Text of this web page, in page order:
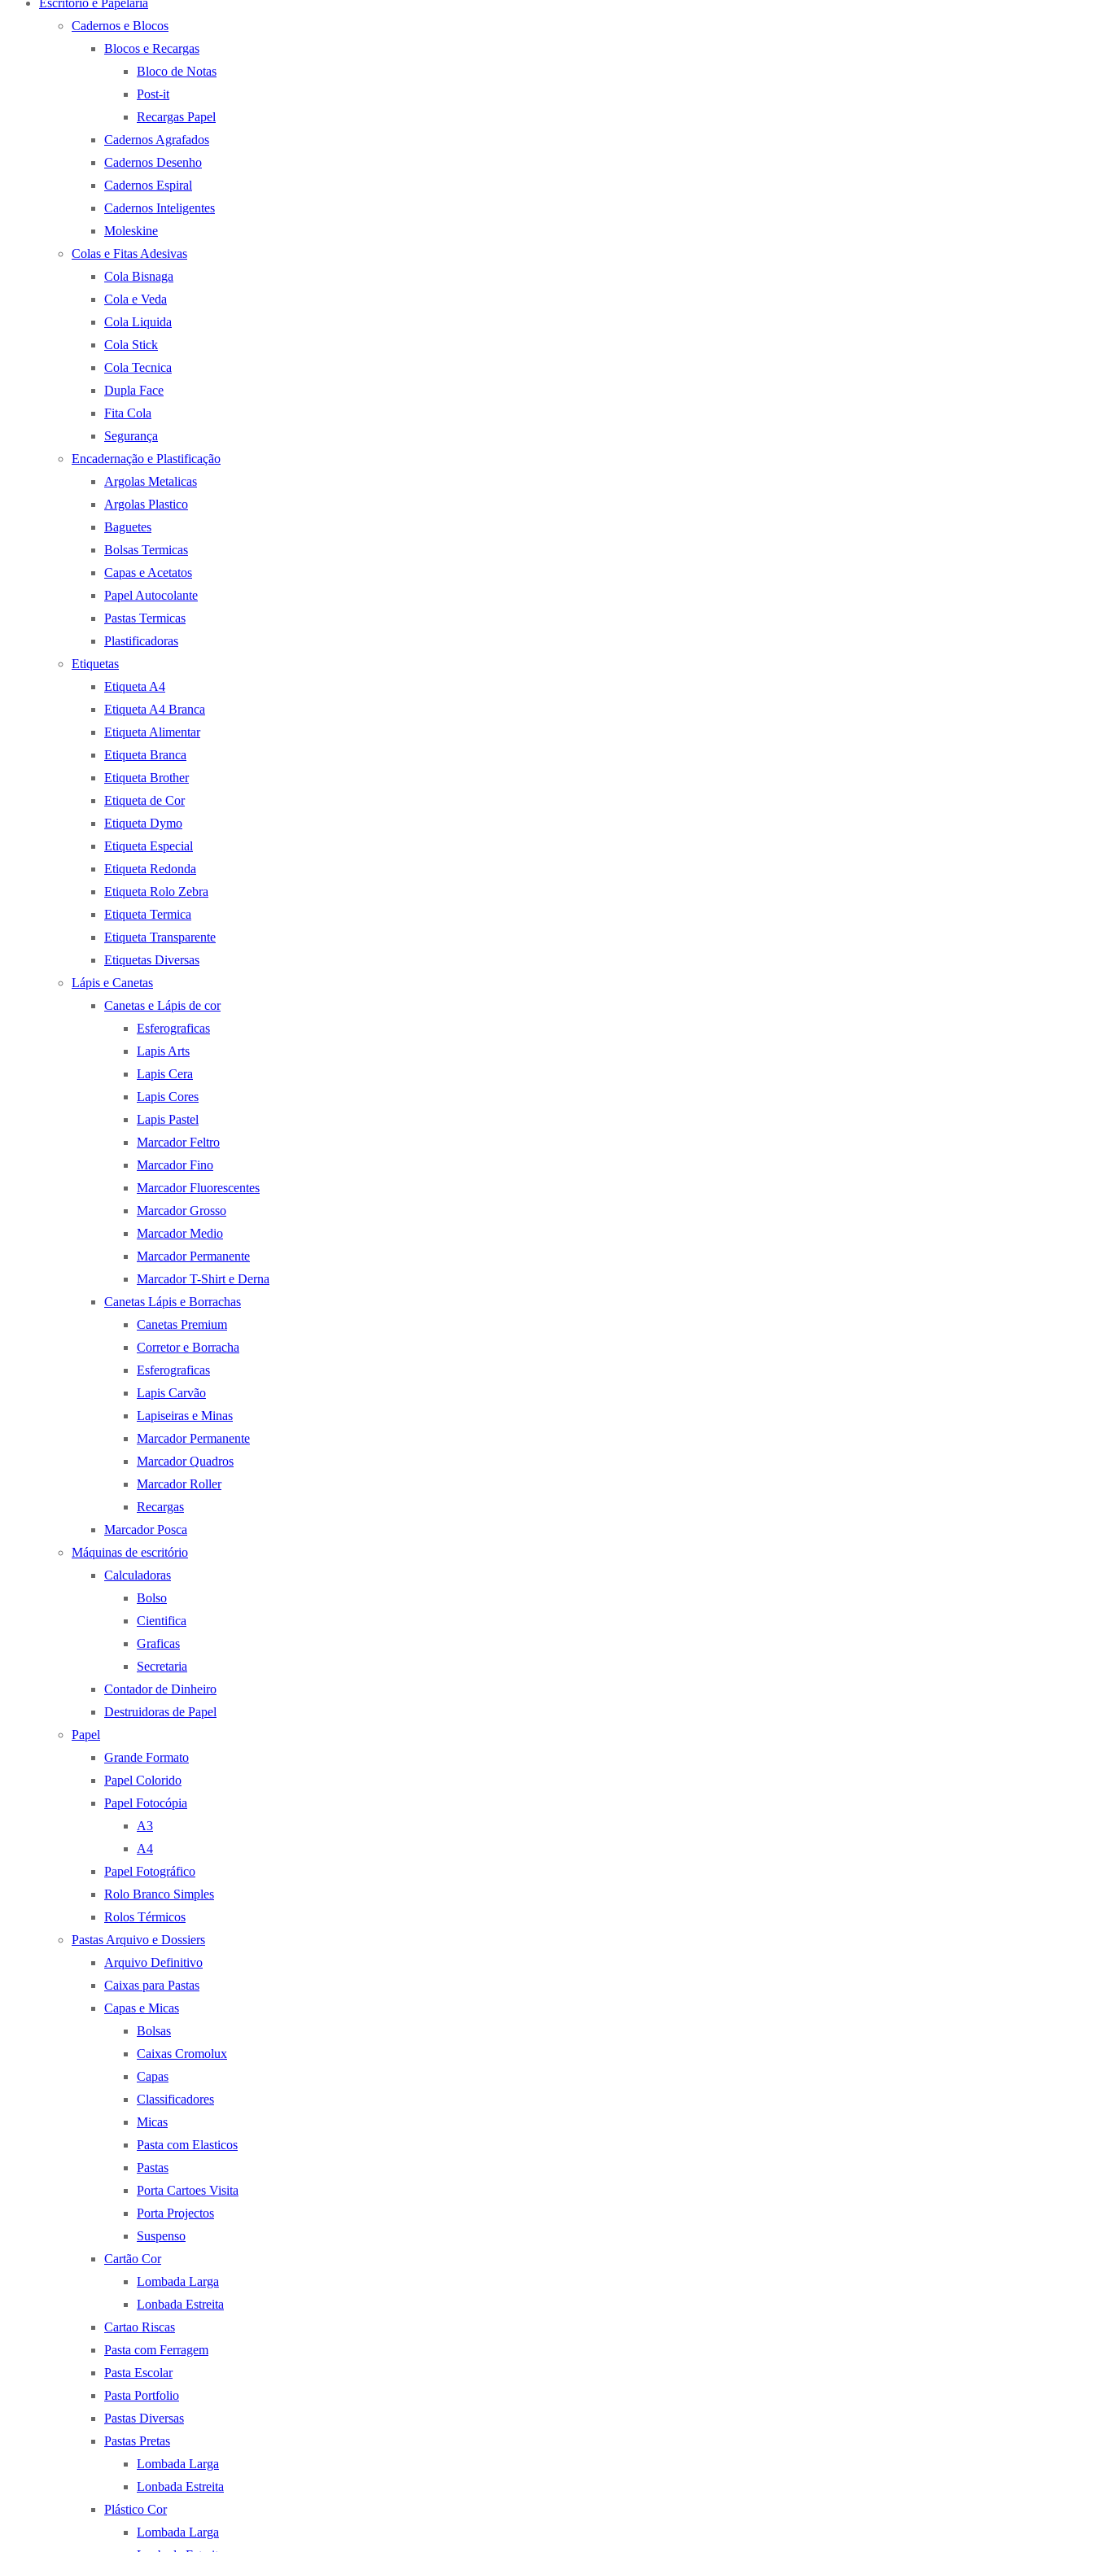
Escritório e Papelaria
Cadernos e Blocos
Blocos e Recargas
Bloco de Notas
Post-it
Recargas Papel
Cadernos Agrafados
Cadernos Desenho
Cadernos Espiral
Cadernos Inteligentes
Moleskine
Colas e Fitas Adesivas
Cola Bisnaga
Cola e Veda
Cola Liquida
Cola Stick
Cola Tecnica
Dupla Face
Fita Cola
Segurança
Encadernação e Plastificação
Argolas Metalicas
Argolas Plastico
Baguetes
Bolsas Termicas
Capas e Acetatos
Papel Autocolante
Pastas Termicas
Plastificadoras
Etiquetas
Etiqueta A4
Etiqueta A4 Branca
Etiqueta Alimentar
Etiqueta Branca
Etiqueta Brother
Etiqueta de Cor
Etiqueta Dymo
Etiqueta Especial
Etiqueta Redonda
Etiqueta Rolo Zebra
Etiqueta Termica
Etiqueta Transparente
Etiquetas Diversas
Lápis e Canetas
Canetas e Lápis de cor
Esferograficas
Lapis Arts
Lapis Cera
Lapis Cores
Lapis Pastel
Marcador Feltro
Marcador Fino
Marcador Fluorescentes
Marcador Grosso
Marcador Medio
Marcador Permanente
Marcador T-Shirt e Derna
Canetas Lápis e Borrachas
Canetas Premium
Corretor e Borracha
Esferograficas
Lapis Carvão
Lapiseiras e Minas
Marcador Permanente
Marcador Quadros
Marcador Roller
Recargas
Marcador Posca
Máquinas de escritório
Calculadoras
Bolso
Cientifica
Graficas
Secretaria
Contador de Dinheiro
Destruidoras de Papel
Papel
Grande Formato
Papel Colorido
Papel Fotocópia
A3
A4
Papel Fotográfico
Rolo Branco Simples
Rolos Térmicos
Pastas Arquivo e Dossiers
Arquivo Definitivo
Caixas para Pastas
Capas e Micas
Bolsas
Caixas Cromolux
Capas
Classificadores
Micas
Pasta com Elasticos
Pastas
Porta Cartoes Visita
Porta Projectos
Suspenso
Cartão Cor
Lombada Larga
Lonbada Estreita
Cartao Riscas
Pasta com Ferragem
Pasta Escolar
Pasta Portfolio
Pastas Diversas
Pastas Pretas
Lombada Larga
Lonbada Estreita
Plástico Cor
Lombada Larga